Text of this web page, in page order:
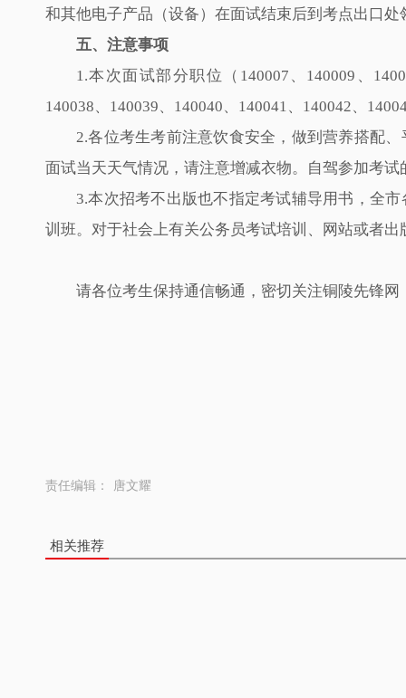
和其他电子产品（设备）在面试结束后到考点出口处
五、注意事项
1.本次面试部分职位（140007、140009、
140038、140039、140040、140041、140042、
2.各位考生考前注意饮食安全，做到营养搭配
面试当天天气情况，请注意增减衣物。自驾参加考
3.本次招考不出版也不指定考试辅导用书，全
训班。对于社会上有关公务员考试培训、网站或者
请各位考生保持通信畅通，密切关注铜陵先锋
责任编辑： 唐文耀
相关推荐